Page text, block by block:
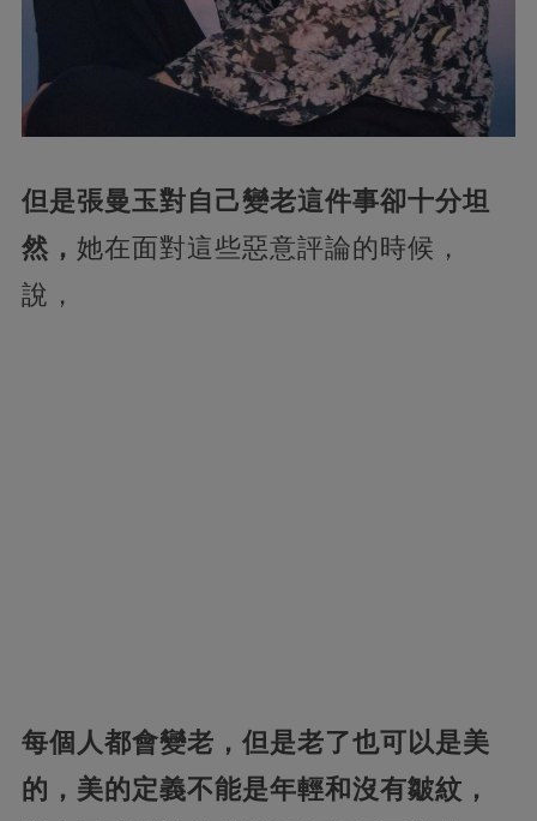
但是張曼玉對自己變老這件事卻十分坦
然， 她在面對這些惡意評論的時候，
說，
每個人都會變老，但是老了也可以是美
的，美的定義不能是年輕和沒有皺紋，